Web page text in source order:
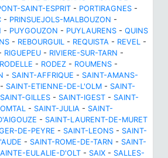
SAINT-ESPRIT - PORTIRAGNES -
- PRINSUEJOLS-MALBOUZON -
- PUYGOUZON - PUYLAURENS - QUINS
- REBOURGUIL - REQUISTA - REVEL -
RIGUEPEU - RIVIERE-SUR-TARN -
RODELLE - RODEZ - ROUMENS -
- SAINT-AFFRIQUE - SAINT-AMANS-
- SAINT-ETIENNE-DE-L'OLM - SAINT-
SAINT-GILLES - SAINT-IGEST - SAINT-
- SAINT-JULIA - SAINT-
- SAINT-LAURENT-DE-MURET
DE-PEYRE - SAINT-LEONS - SAINT-
- SAINT-ROME-DE-TARN - SAINT-
EULALIE-D'OLT - SAIX - SALLES-